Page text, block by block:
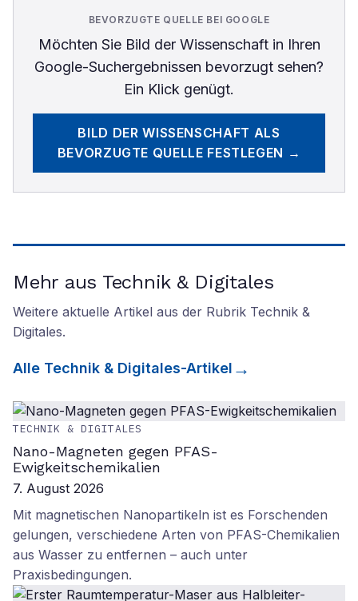
BEVORZUGTE QUELLE BEI GOOGLE
Möchten Sie Bild der Wissenschaftin Ihren
Google-Suchergebnissen bevorzugt sehen?
Ein Klick genügt.
BILD DER WISSENSCHAFT ALS
BEVORZUGTE QUELLE FESTLEGEN →
Mehr aus Technik & Digitales
Weitere aktuelle Artikel aus der Rubrik Technik &
Digitales.
Alle Technik & Digitales-Artikel
TECHNIK & DIGITALES
Nano-Magneten gegen PFAS-
Ewigkeitschemikalien
7. August 2026
Mit magnetischen Nanopartikeln ist es Forschenden
gelungen, verschiedene Arten von PFAS-Chemikalien
aus Wasser zu entfernen – auch unter
Praxisbedingungen.